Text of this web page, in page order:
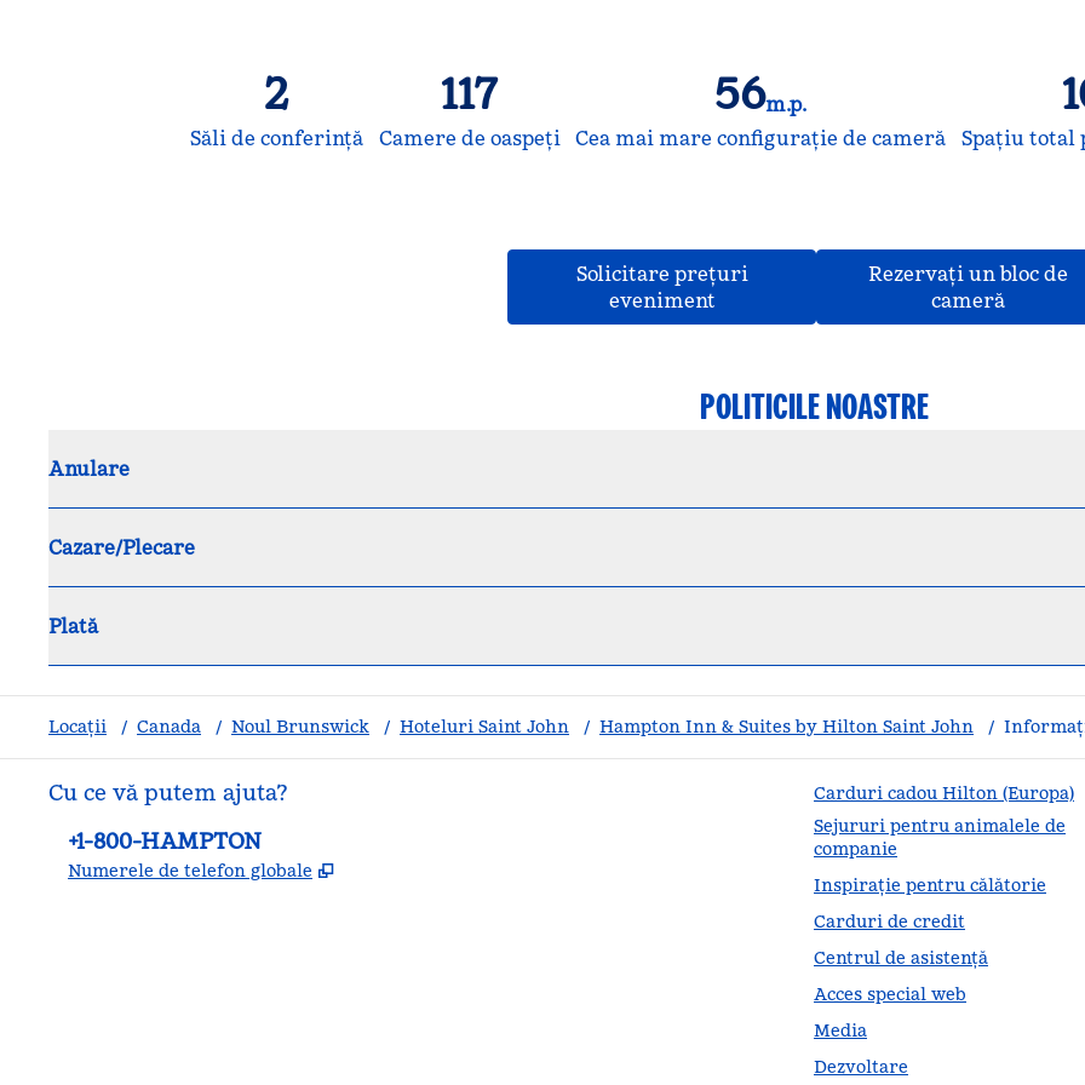
2
Săli de conferință
117
Camere de oaspeţi
56m.p.
Metri pătrați
Cea mai mare configurație de cameră Spațiu total
Solicitare prețuri
eveniment,
Rezervați un bloc de
cameră,
POLITICILE NOASTRE
Anulare
Cazare/Plecare
Plată
Locații / Canada / Noul Brunswick / Hoteluri Saint John / Hampton Inn & Suites by Hilton Saint John /
Cu ce vă putem ajuta?
Telefon:
+1-800-HAMPTON
Numerele de telefon globale ,
Carduri cadou Hilton (Europa)
Sejururi pentru animalele de
companie
Inspirație pentru călătorie
Carduri de credit
Centrul de asistență
Acces special web
Media
Dezvoltare